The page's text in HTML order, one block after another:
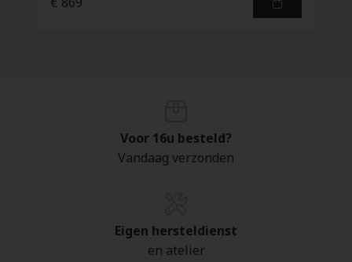
Voor 16u besteld?
Vandaag verzonden
Eigen hersteldienst
en atelier